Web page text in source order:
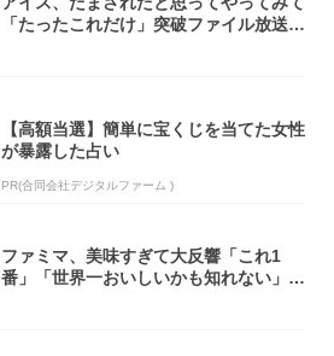
「たったこれだけ」突破ファイル放送で
【高額当選】簡単に宝くじを当てた女性
が暴露した占い
PR(合同会社デジタルファーム )
ファミマ、美味すぎて大反響「これ1
番」「世界一おいしいかも知れない」